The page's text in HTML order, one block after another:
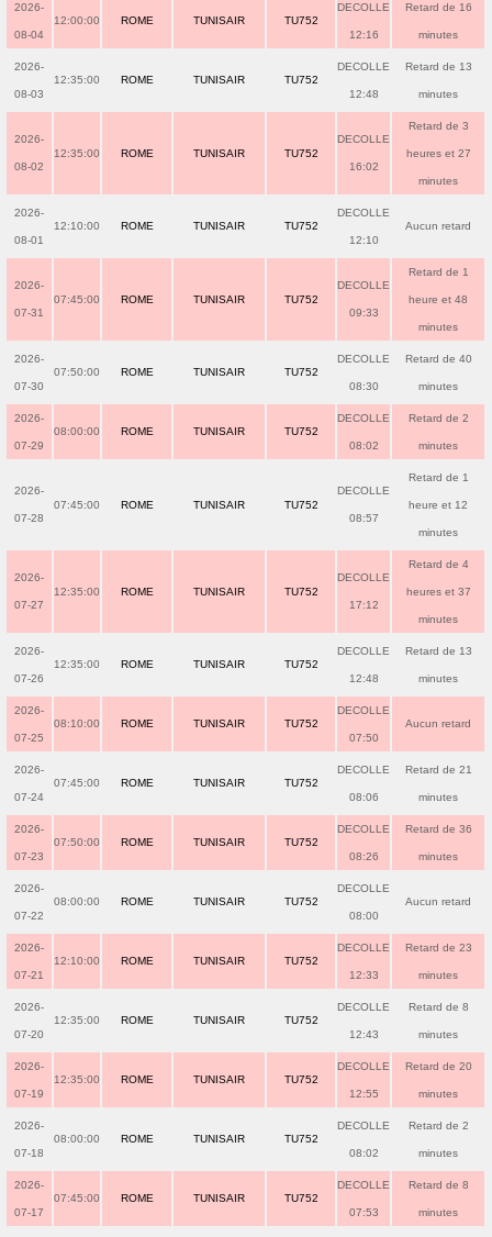
2026-
08-04
12:00:00 ROME TUNISAIR TU752
DECOLLE
12:16
Retard de 16
minutes
2026-
08-03
12:35:00 ROME TUNISAIR TU752
DECOLLE
12:48
Retard de 13
minutes
2026-
08-02
12:35:00 ROME TUNISAIR TU752
DECOLLE
16:02
Retard de 3
heures et 27
minutes
2026-
08-01
12:10:00 ROME TUNISAIR TU752
DECOLLE
12:10
Aucun retard
2026-
07-31
07:45:00 ROME TUNISAIR TU752
DECOLLE
09:33
Retard de 1
heure et 48
minutes
2026-
07-30
07:50:00 ROME TUNISAIR TU752
DECOLLE
08:30
Retard de 40
minutes
2026-
07-29
08:00:00 ROME TUNISAIR TU752
DECOLLE
08:02
Retard de 2
minutes
2026-
07-28
07:45:00 ROME TUNISAIR TU752
DECOLLE
08:57
Retard de 1
heure et 12
minutes
2026-
07-27
12:35:00 ROME TUNISAIR TU752
DECOLLE
17:12
Retard de 4
heures et 37
minutes
2026-
07-26
12:35:00 ROME TUNISAIR TU752
DECOLLE
12:48
Retard de 13
minutes
2026-
07-25
08:10:00 ROME TUNISAIR TU752
DECOLLE
07:50
Aucun retard
2026-
07-24
07:45:00 ROME TUNISAIR TU752
DECOLLE
08:06
Retard de 21
minutes
2026-
07-23
07:50:00 ROME TUNISAIR TU752
DECOLLE
08:26
Retard de 36
minutes
2026-
07-22
08:00:00 ROME TUNISAIR TU752
DECOLLE
08:00
Aucun retard
2026-
07-21
12:10:00 ROME TUNISAIR TU752
DECOLLE
12:33
Retard de 23
minutes
2026-
07-20
12:35:00 ROME TUNISAIR TU752
DECOLLE
12:43
Retard de 8
minutes
2026-
07-19
12:35:00 ROME TUNISAIR TU752
DECOLLE
12:55
Retard de 20
minutes
2026-
07-18
08:00:00 ROME TUNISAIR TU752
DECOLLE
08:02
Retard de 2
minutes
2026-
07-17
07:45:00 ROME TUNISAIR TU752
DECOLLE
07:53
Retard de 8
minutes